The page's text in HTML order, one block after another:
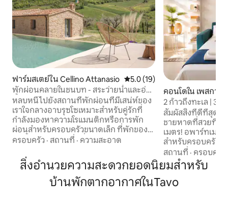
ฟาร์มสเตย์ใน Cellino Attanasio คะแนนเฉลี่ย 5.0 จาก 5, 19 รีวิว
5.0 (19)
พักผ่อนคลายในชนบท - สระว่ายน้ำและอ่าง
น้ำร้อน
หลบหนีไปยังสถานที่พักผ่อนที่มีเสน่ห์ของ
เราใจกลางอาบรุซโซเหมาะสำหรับคู่รักที่
กำลังมองหาความโรแมนติกหรือการพัก
ผ่อนสำหรับครอบครัวขนาดเล็ก ที่พักของ
เราตั้งอยู่ในตำแหน่งที่สมบูรณ์แบบระหว่าง
ธรรมชาติที่น่าทึ่ง เพลิดเพลินกับสิ่งอำนวย
ความสะดวกกลางแจ้งสุดพิเศษ: สระว่ายน้ำ
ที่สดชื่นอ่างน้ำร้อนที่ผ่อนคลายเตาผิงที่
อบอุ่นและพื้นที่รับประทานอาหารกลางแจ้ง
ครอบครัว · สถานที่ · ความสะอาด
คอนโดใน เพสการา
2 ก้าวถึงทะเล | 3
Pescara Center
สัมผัสสิ่งที่ดีที่สุดขอ
ชายหาดที่สวยที่สุด
เมตร! อพาร์ทเมน
สำหรับครอบครัวแ
สะดวกสบายและทำเ
นอนที่สะดวกสบา
พร้อมโซฟาเบดคู่ 2
อุปกรณ์ประกอบอา
รูปแบบ รองรับผู้เข้า
สถานที่ · ครอบครัว
สิ่งอำนวยความสะดวกยอดนิยมสำหรับ
บ้านพักตากอากาศในTavo